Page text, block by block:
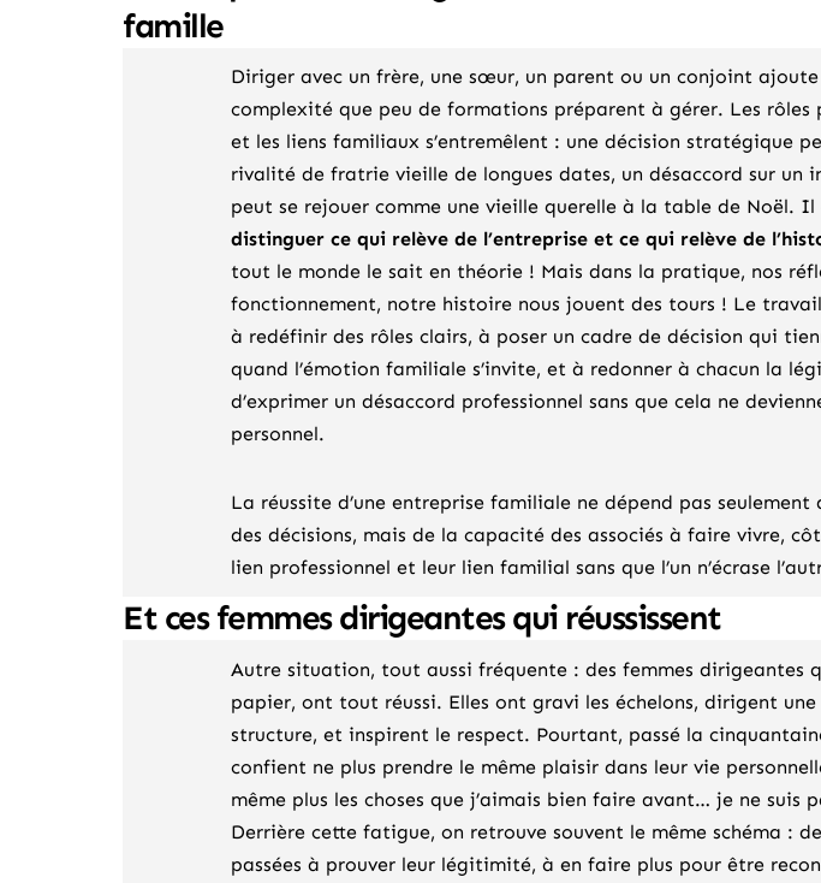
famille
Diriger avec un frère, une sœur, un parent ou un conjoint ajoute
complexité que peu de formations préparent à gérer. Les rôles
et les liens familiaux s’entremêlent : une décision stratégique
rivalité de fratrie vieille de longues dates, un désaccord sur un
peut se rejouer comme une vieille querelle à la table de Noël. Il
distinguer ce qui relève de l’entreprise et ce qui relève de
tout le monde le sait en théorie ! Mais dans la pratique, nos
fonctionnement, notre histoire nous jouent des tours ! Le
à redéfinir des rôles clairs, à poser un cadre de décision qui
quand l’émotion familiale s’invite, et à redonner à chacun la
d’exprimer un désaccord professionnel sans que cela ne
personnel.
La réussite d’une entreprise familiale ne dépend pas seulement
des décisions, mais de la capacité des associés à faire vivre,
lien professionnel et leur lien familial sans que l’un n’écrase
Et ces femmes dirigeantes qui réussissent
Autre situation, tout aussi fréquente : des femmes dirigeantes
papier, ont tout réussi. Elles ont gravi les échelons, dirigent une
structure, et inspirent le respect. Pourtant, passé la
confient ne plus prendre le même plaisir dans leur vie
même plus les choses que j’aimais bien faire avant… je ne suis
Derrière cette fatigue, on retrouve souvent le même schéma :
passées à prouver leur légitimité, à en faire plus pour être